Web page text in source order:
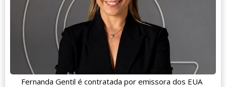
Fernanda Gentil é contratada por emissora dos EUA